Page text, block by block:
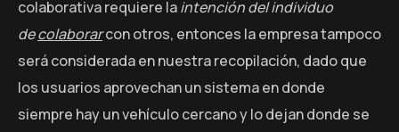
colaborativa requiere laintención del individuo
decolaborarcon otros, entonces la empresa tampoco
será considerada en nuestra recopilación, dado que
los usuarios aprovechan un sistema en donde
siempre hay un vehículo cercano y lo dejan donde se